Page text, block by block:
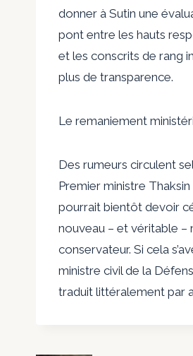
donner à Sutin une
pont entre les hauts
et les conscrits de rang
plus de transparence.
Le remaniement
Des rumeurs circulent
Premier ministre
pourrait bientôt devoir
nouveau – et véritable –
conservateur. Si cela
ministre civil de la
traduit littéralement par